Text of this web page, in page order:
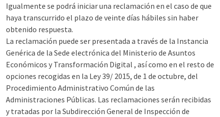
Igualmente se podrá iniciar una reclamación en el caso de que
haya transcurrido el plazo de veinte días hábiles sin haber
obtenido respuesta.
La reclamación puede ser presentada a través de la Instancia
Genérica de la Sede electrónica del Ministerio de Asuntos
Económicos y Transformación Digital , así como en el resto de
opciones recogidas en la Ley 39/ 2015, de 1 de octubre, del
Procedimiento Administrativo Común de las
Administraciones Públicas. Las reclamaciones serán recibidas
y tratadas por la Subdirección General de Inspección de